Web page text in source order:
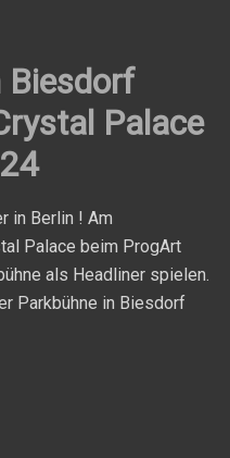
Palace
in Berlin ! Am
Palace beim ProgArt
als Headliner spielen.
Parkbühne in Biesdorf